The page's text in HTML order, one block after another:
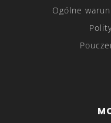
Ogólne